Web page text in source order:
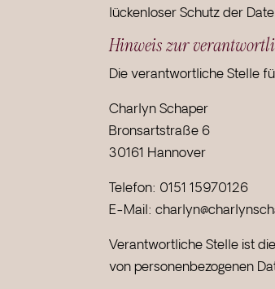
lückenloser Schutz der
Hinweis zur
Die verantwortliche Stelle
Charlyn Schaper
Bronsartstraße 6
30161 Hannover
Telefon: 0151 15970126
E-Mail:
Verantwortliche Stelle ist
von personenbezogenen